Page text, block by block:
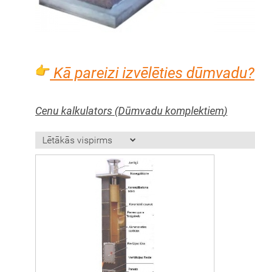
Kā pareizi izvēlēties dūmvadu?
Cenu kalkulators (Dūmvadu komplektiem)